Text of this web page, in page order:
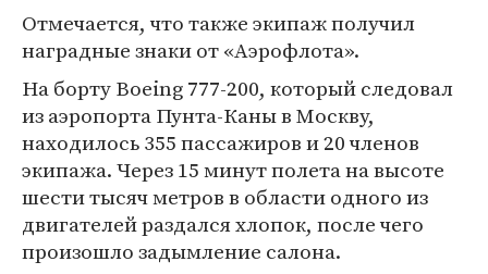
Отмечается, что также экипаж получил
наградные знаки от «Аэрофлота».
На борту Boeing 777-200, который следовал
из аэропорта Пунта-Каны в Москву,
находилось 355 пассажиров и 20 членов
экипажа. Через 15 минут полета на высоте
шести тысяч метров в области одного из
двигателей раздался хлопок, после чего
произошло задымление салона.